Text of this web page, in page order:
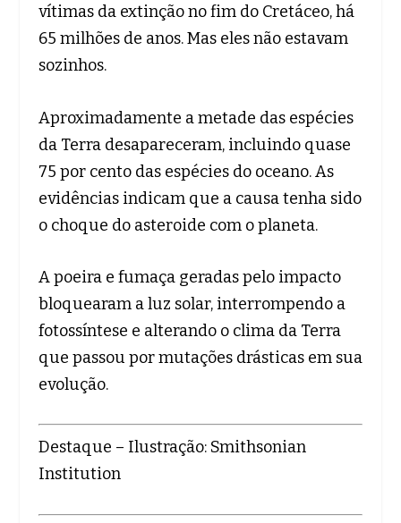
vítimas da extinção no fim do Cretáceo, há
65 milhões de anos. Mas eles não estavam
sozinhos.
Aproximadamente a metade das espécies
da Terra desapareceram, incluindo quase
75 por cento das espécies do oceano. As
evidências indicam que a causa tenha sido
o choque do asteroide com o planeta.
A poeira e fumaça geradas pelo impacto
bloquearam a luz solar, interrompendo a
fotossíntese e alterando o clima da Terra
que passou por mutações drásticas em sua
evolução.
Destaque – Ilustração: Smithsonian
Institution